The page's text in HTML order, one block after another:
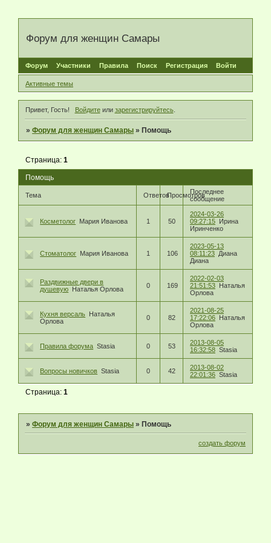
Форум для женщин Самары
Форум Участники Правила Поиск Регистрация Войти
Активные темы
Привет, Гость! Войдитеили зарегистрируйтесь.
»Форум для женщин Самары » Помощь
Помощь
Страница:1
Тема ОтветовПросмотровПоследнее
сообщение
Косметолог Мария Иванова 1 50
2024-03-26
09:27:15 Ирина
Иринченко
Стоматолог Мария Иванова 1 106
2023-05-13
08:11:23 Диана
Диана
Раздвижные двери в
душевую Наталья Орлова 0 169
2022-02-03
21:51:53 Наталья
Орлова
Кухня версаль Наталья
Орлова
0 82
2021-08-25
17:22:06 Наталья
Орлова
Правила форума Stasia 0 53
2013-08-05
16:32:58 Stasia
Вопросы новичков Stasia 0 42
2013-08-02
22:01:36 Stasia
Страница:1
»Форум для женщин Самары »Помощь
создать форум